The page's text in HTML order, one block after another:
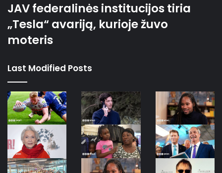
JAV federalinės institucijos tiria
„Tesla“ avariją, kurioje žuvo
moteris
Last Modified Posts